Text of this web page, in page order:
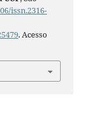
issn.2316-
. Acesso